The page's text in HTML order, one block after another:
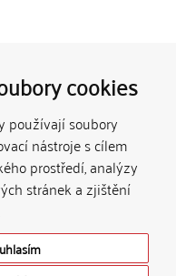
cookies
používají soubory
nástroje s cílem
prostředí, analýzy
stránek a zjištění